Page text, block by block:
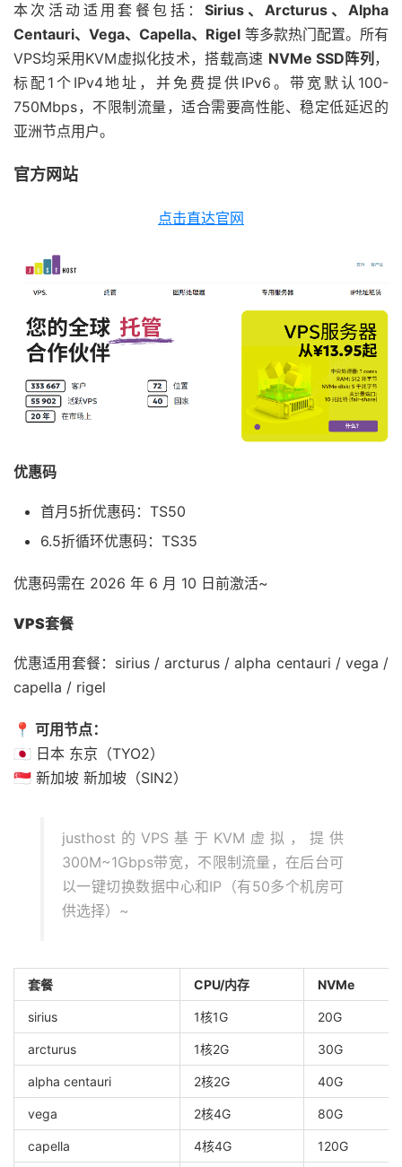
本次活动适用套餐包括：Sirius、Arcturus、Alpha
Centauri、Vega、Capella、Rigel 等多款热门配置。所有
VPS均采用KVM虚拟化技术，搭载高速 NVMe SSD阵列 ，
标配1个IPv4地址，并免费提供IPv6。带宽默认100-
750Mbps，不限制流量，适合需要高性能、稳定低延迟的
亚洲节点用户。
官方网站
点击直达官网
优惠码
首月5折优惠码：TS50
6.5折循环优惠码：TS35
优惠码需在 2026 年 6 月 10 日前激活~
VPS套餐
优惠适用套餐：sirius / arcturus / alpha centauri / vega /
capella / rigel
📍 可用节点：
🇯🇵 日本 东京（TYO2）
🇸🇬 新加坡 新加坡（SIN2）
justhost的VPS基于KVM虚拟，提供
300M~1Gbps带宽，不限制流量，在后台可
以一键切换数据中心和IP（有50多个机房可
供选择）~
套餐 CPU/内存 NVMe
sirius 1核1G 20G
arcturus 1核2G 30G
alpha centauri 2核2G 40G
vega 2核4G 80G
capella 4核4G 120G